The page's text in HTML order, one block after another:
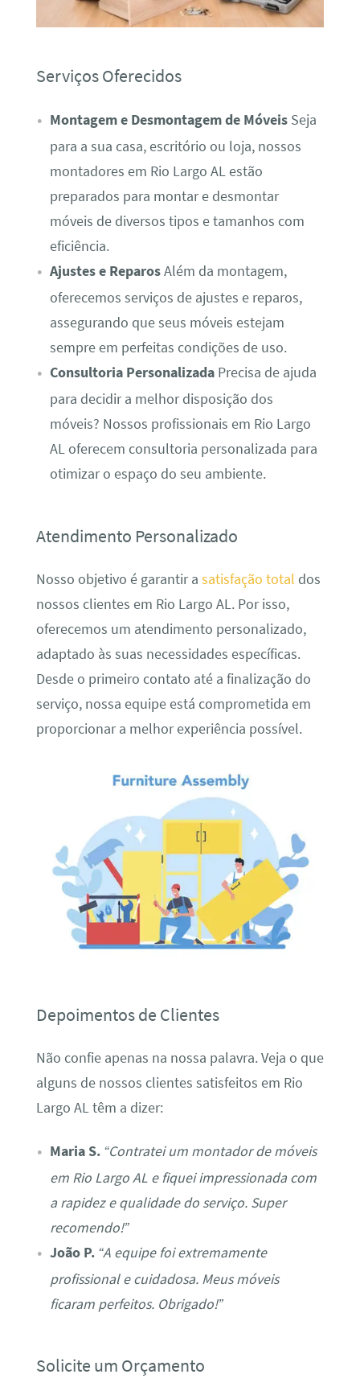
Serviços Oferecidos
Montagem e Desmontagem de MóveisSeja
para a sua casa, escritório ou loja, nossos
montadores em Rio Largo AL estão
preparados para montar e desmontar
móveis de diversos tipos e tamanhos com
eficiência.
Ajustes e ReparosAlém da montagem,
oferecemos serviços de ajustes e reparos,
assegurando que seus móveis estejam
sempre em perfeitas condições de uso.
Consultoria PersonalizadaPrecisa de ajuda
para decidir a melhor disposição dos
móveis? Nossos profissionais em Rio Largo
AL oferecem consultoria personalizada para
otimizar o espaço do seu ambiente.
Atendimento Personalizado
Nosso objetivo é garantir a satisfação total dos
nossos clientes em Rio Largo AL. Por isso,
oferecemos um atendimento personalizado,
adaptado às suas necessidades específicas.
Desde o primeiro contato até a finalização do
serviço, nossa equipe está comprometida em
proporcionar a melhor experiência possível.
Depoimentos de Clientes
Não confie apenas na nossa palavra. Veja o que
alguns de nossos clientes satisfeitos em Rio
Largo AL têm a dizer:
Maria S. “Contratei um montador de móveis
em Rio Largo AL e fiquei impressionada com
a rapidez e qualidade do serviço. Super
recomendo!”
João P. “A equipe foi extremamente
profissional e cuidadosa. Meus móveis
ficaram perfeitos. Obrigado!”
Solicite um Orçamento